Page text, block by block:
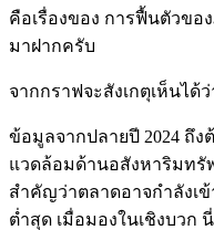
คือเรื่องของ การฟื้นตัวขอ
มาฝากครับ
จากกราฟจะสังเกตุเห็นได้ว่
ข้อมูลจากปลายปี 2024 ถึง
แวดล้อมด้านอสังหาริมทรั
สำคัญว่าตลาดอาจกำลังเข้
ต่ำสุด เมื่อมองในเชิงบวก